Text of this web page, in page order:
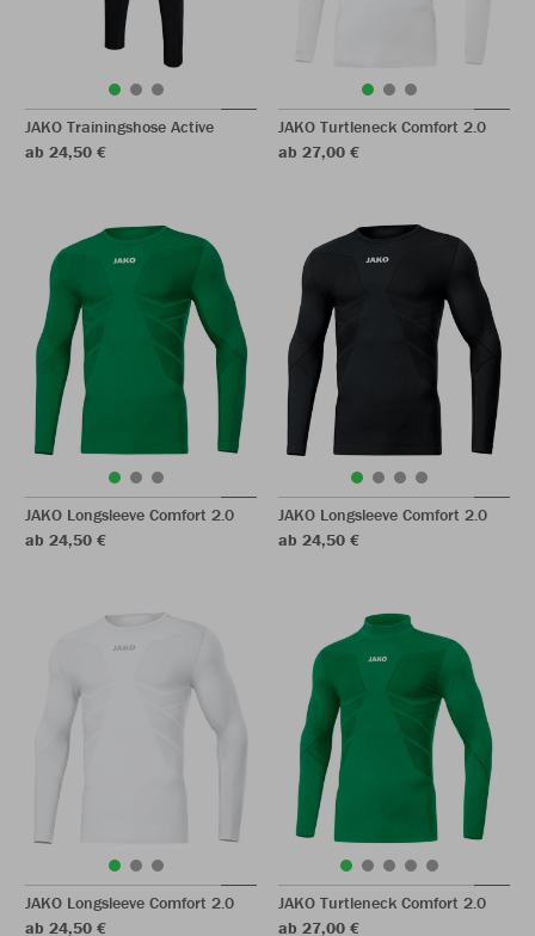
JAKO Trainingshose Active
ab 24,50 €
JAKO Turtleneck Comfort 2.0
ab 27,00 €
JAKO Longsleeve Comfort 2.0
ab 24,50 €
JAKO Longsleeve Comfort 2.0
ab 24,50 €
JAKO Longsleeve Comfort 2.0
ab 24,50 €
JAKO Turtleneck Comfort 2.0
ab 27,00 €